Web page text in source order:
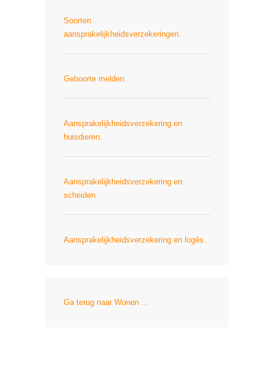
Soorten
aansprakelijkheidsverzekeringen.
Geboorte melden.
Aansprakelijkheidsverzekering en
huisdieren.
Aansprakelijkheidsverzekering en
scheiden.
Aansprakelijkheidsverzekering en logés.
Ga terug naar Wonen …